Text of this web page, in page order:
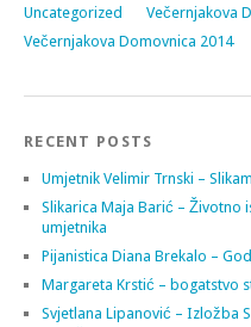
Uncategorized
Večernjakova
Večernjakova Domovnica 2014
RECENT POSTS
Umjetnik Velimir Trnski –
Slikarica Maja Barić – Životno
umjetnika
Pijanistica Diana Brekalo –
Margareta Krstić – bogatstvo
Svjetlana Lipanović – Izložba